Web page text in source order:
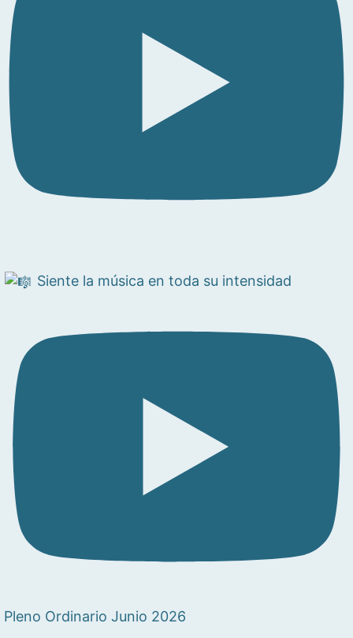
Siente la música en toda su intensidad
Pleno Ordinario Junio 2026